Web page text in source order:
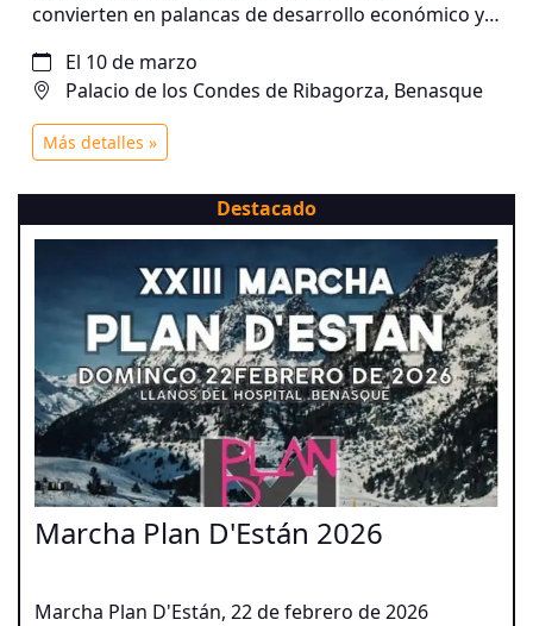
convierten en palancas de desarrollo económico y
El 10 de marzo
Palacio de los Condes de Ribagorza, Benasque
Más detalles »
Destacado
Marcha Plan D'Están 2026
Marcha Plan D'Están, 22 de febrero de 2026